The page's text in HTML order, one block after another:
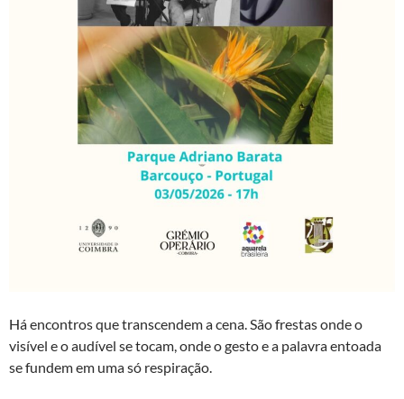
Há encontros que transcendem a cena. São frestas onde o
visível e o audível se tocam, onde o gesto e a palavra entoada
se fundem em uma só respiração.